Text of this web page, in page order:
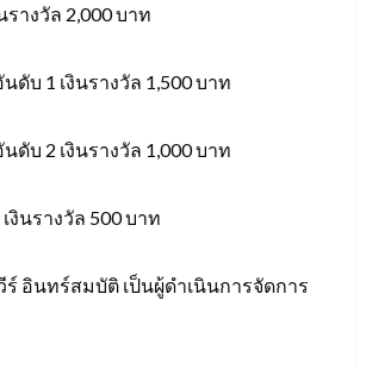
รางวัล 2,000 บาท
ดับ 1 เงินรางวัล 1,500 บาท
ดับ 2 เงินรางวัล 1,000 บาท
งินรางวัล 500 บาท
อินทร์สมบัติ เป็นผู้ดำเนินการจัดการ